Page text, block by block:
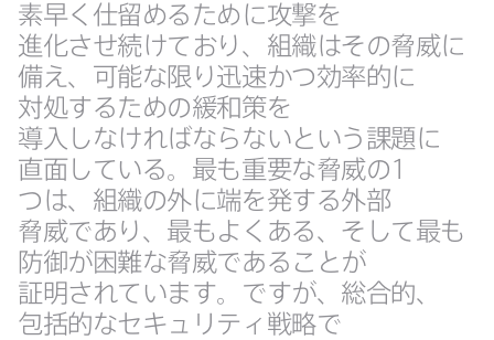
る
素早く​仕留める​ために​攻撃を​
進化させ続けており、​組織は​その​脅威に​
備え、​可能な​限り迅速かつ​効率的に​
対処する​ための​緩和策を​
導入しなければならないと​いう​課題に​
直面している。​最も​重要な​脅威の1
つは、​組織の​外に​端を​発する​外部​
脅威であり、​最も​よく​ある、​そして​最も​
防御が​困難な​脅威である​ことが​
証明されています。​ですが、​総合的、​
包括的な​セキュリティ戦略で​